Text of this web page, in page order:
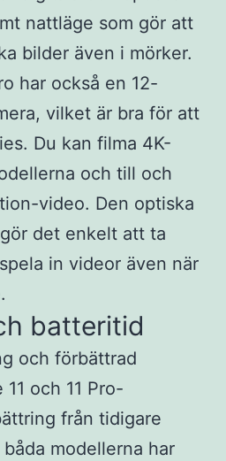
nattläge som gör att
bilder även i mörker.
har också en 12-
vilket är bra för att
Du kan filma 4K-
och till och
video. Den optiska
det enkelt att ta
in videor även när
batteritid
och förbättrad
och 11 Pro-
från tidigare
modellerna har